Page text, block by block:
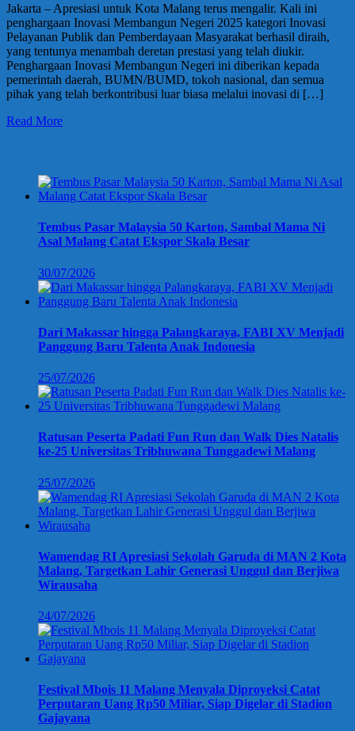
Jakarta – Apresiasi untuk Kota Malang terus mengalir. Kali ini
penghargaan Inovasi Membangun Negeri 2025 kategori Inovasi
Pelayanan Publik dan Pemberdayaan Masyarakat berhasil diraih,
yang tentunya menambah deretan prestasi yang telah diukir.
Penghargaan Inovasi Membangun Negeri ini diberikan kepada
pemerintah daerah, BUMN/BUMD, tokoh nasional, dan semua
pihak yang telah berkontribusi luar biasa melalui inovasi di […]
Read More
Tembus Pasar Malaysia 50 Karton, Sambal Mama Ni
Asal Malang Catat Ekspor Skala Besar
30/07/2026
Dari Makassar hingga Palangkaraya, FABI XV Menjadi
Panggung Baru Talenta Anak Indonesia
25/07/2026
Ratusan Peserta Padati Fun Run dan Walk Dies Natalis
ke-25 Universitas Tribhuwana Tunggadewi Malang
25/07/2026
Wamendag RI Apresiasi Sekolah Garuda di MAN 2 Kota
Malang, Targetkan Lahir Generasi Unggul dan Berjiwa
Wirausaha
24/07/2026
Festival Mbois 11 Malang Menyala Diproyeksi Catat
Perputaran Uang Rp50 Miliar, Siap Digelar di Stadion
Gajayana